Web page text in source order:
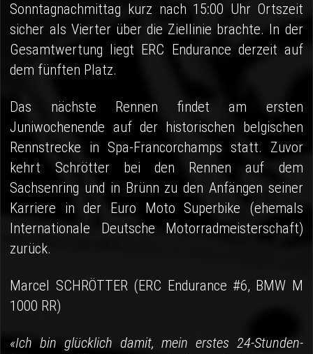
Sonntagnachmittag kurz nach 15:00 Uhr Ortszeit
sicher als Vierter über die Ziellinie brachte. In der
Gesamtwertung liegt ERC Endurance derzeit auf
dem fünften Platz.
Das nächste Rennen findet am ersten
Juniwochenende auf der historischen belgischen
Rennstrecke in Spa-Francorchamps statt. Zuvor
kehrt Schrötter bei den Rennen auf dem
Sachsenring und in Brünn zu den Anfängen seiner
Karriere in der Euro Moto Superbike (ehemals
Internationale Deutsche Motorradmeisterschaft)
zurück.
Marcel SCHRÖTTER (ERC Endurance #6, BMW M
1000 RR)
«Ich bin glücklich damit, mein erstes 24-Stunden-